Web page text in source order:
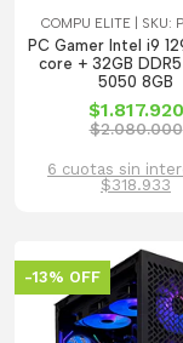
COMPU ELITE | SKU:
PC Gamer Intel i9
core + 32GB
5050 8GB
$1.817.920
$2.080.000
6 cuotas sin
$318.933
-13% OFF